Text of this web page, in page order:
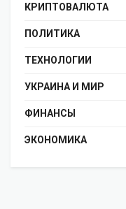
КРИПТОВАЛЮТА
ПОЛИТИКА
ТЕХНОЛОГИИ
УКРАИНА И МИР
ФИНАНСЫ
ЭКОНОМИКА